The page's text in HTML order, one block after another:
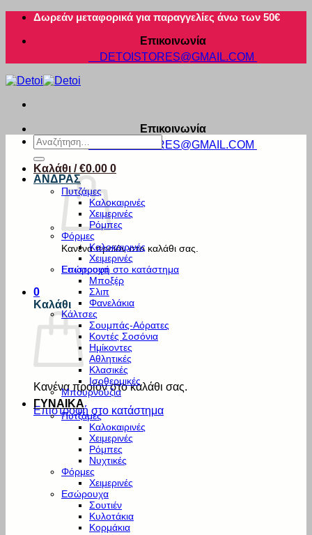
Μετάβαση
περιεχόμενο
Δωρεάν μεταφορικά για παραγγελίες άνω των 50€
Επικοινωνία
DETOISTORES@GMAIL.COM
Επικοινωνία
DETOISTORES@GMAIL.COM
Καλάθι /€0.00 0
Κανένα προϊόν στο καλάθι σας.
Επιστροφή στο κατάστημα
0
Καλάθι
Κανένα προϊόν στο καλάθι σας.
Επιστροφή στο κατάστημα
Αναζήτηση
για:
ΑΝΔΡΑΣ
Πυτζάμες
Καλοκαιρινές
Χειμερινές
Ρόμπες
Φόρμες
Καλοκαιρινές
Χειμερινές
Εσώρουχα
Μποξέρ
Σλιπ
Φανελάκια
Κάλτσες
Σουμπάς-Αόρατες
Κοντές Σοσόνια
Ημίκοντες
Αθλητικές
Κλασικές
Ισοθερμικές
Μπουρνούζια
ΓΥΝΑΙΚΑ
Πυτζάμες
Καλοκαιρινές
Χειμερινές
Ρόμπες
Νυχτικές
Φόρμες
Χειμερινές
Εσώρουχα
Σουτιέν
Κυλοτάκια
Κορμάκια